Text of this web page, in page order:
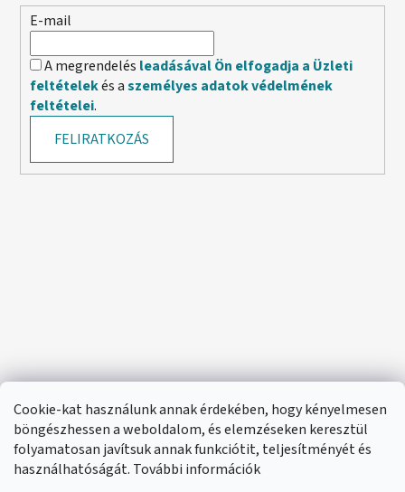
Cookie-kat használunk annak érdekében, hogy kényelmesen
böngészhessen a weboldalom, és elemzéseken keresztül
folyamatosan javítsuk annak funkciótit, teljesítményét és
használhatóságát. További információk
E-mail
A megrendelés leadásával Ön elfogadja a Üzleti
feltételekés aszemélyes adatok védelmének
feltételei.
FELIRATKOZÁS